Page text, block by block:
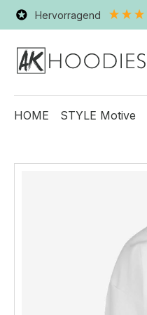
Hervorragend
HOME STYLE Motive